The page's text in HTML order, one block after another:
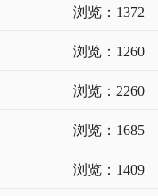
浏览：1372
浏览：1260
浏览：2260
浏览：1685
浏览：1409